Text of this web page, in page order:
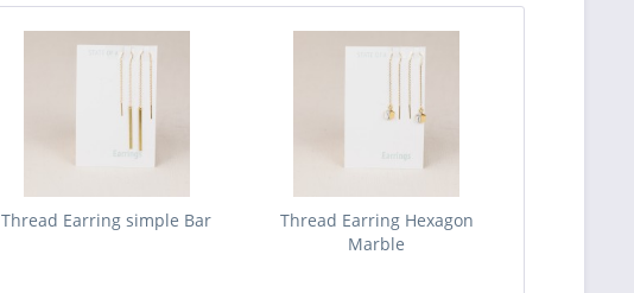
Thread Earring simple Bar
Thread Earring Hexagon
Marble